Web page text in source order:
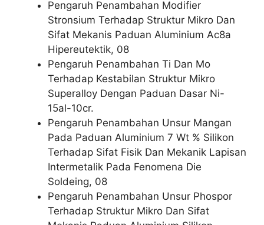
Pengaruh Penambahan Modifier
Stronsium Terhadap Struktur Mikro Dan
Sifat Mekanis Paduan Aluminium Ac8a
Hipereutektik, 08
Pengaruh Penambahan Ti Dan Mo
Terhadap Kestabilan Struktur Mikro
Superalloy Dengan Paduan Dasar Ni-
15al-10cr.
Pengaruh Penambahan Unsur Mangan
Pada Paduan Aluminium 7 Wt % Silikon
Terhadap Sifat Fisik Dan Mekanik Lapisan
Intermetalik Pada Fenomena Die
Soldeing, 08
Pengaruh Penambahan Unsur Phospor
Terhadap Struktur Mikro Dan Sifat